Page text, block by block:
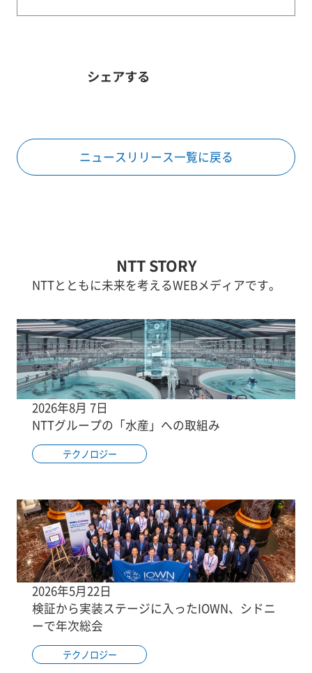
シェアする
ニュースリリース一覧に戻る
NTT STORY
NTTとともに未来を考えるWEBメディアです。
2026年8月 7日
NTTグループの「水産」への取組み
テクノロジー
2026年5月22日
検証から実装ステージに入ったIOWN、シドニ
ーで年次総会
テクノロジー